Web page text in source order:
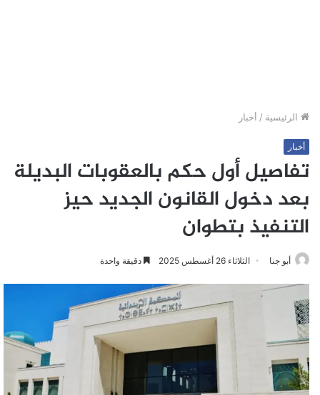
الرئيسية / أخبار
أخبار
تفاصيل أول حكم بالعقوبات البديلة
بعد دخول القانون الجديد حيز
التنفيذ بتطوان
أبو جنا الثلاثاء 26 أغسطس 2025 دقيقة واحدة